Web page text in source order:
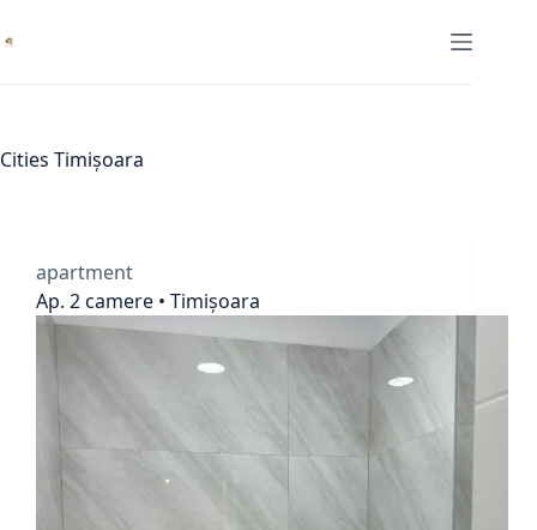
to
Cities Timișoara
apartment
Ap. 2 camere • Timișoara